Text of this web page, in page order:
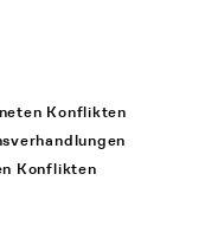
Konflikten
Konflikten